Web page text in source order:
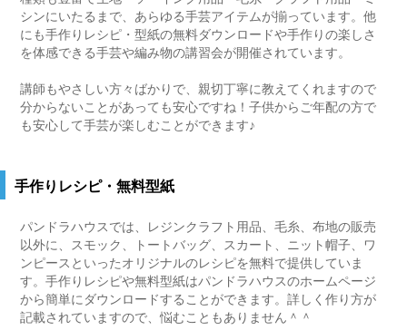
シンにいたるまで、あらゆる手芸アイテムが揃っています。他
にも手作りレシピ・型紙の無料ダウンロードや手作りの楽しさ
を体感できる手芸や編み物の講習会が開催されています。
講師もやさしい方々ばかりで、親切丁寧に教えてくれますので
分からないことがあっても安心ですね！子供からご年配の方で
も安心して手芸が楽しむことができます♪
手作りレシピ・無料型紙
パンドラハウスでは、レジンクラフト用品、毛糸、布地の販売
以外に、スモック、トートバッグ、スカート、ニット帽子、ワ
ンピースといったオリジナルのレシピを無料で提供していま
す。手作りレシピや無料型紙はパンドラハウスのホームページ
から簡単にダウンロードすることができます。詳しく作り方が
記載されていますので、悩むこともありません＾＾